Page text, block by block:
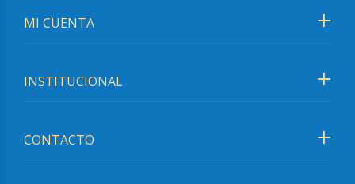
MI CUENTA
INSTITUCIONAL
CONTACTO